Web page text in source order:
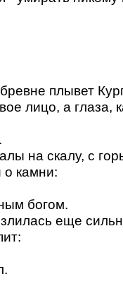
плывет
лицо, а глаза,
на скалу, с
о камни:
богом.
еще